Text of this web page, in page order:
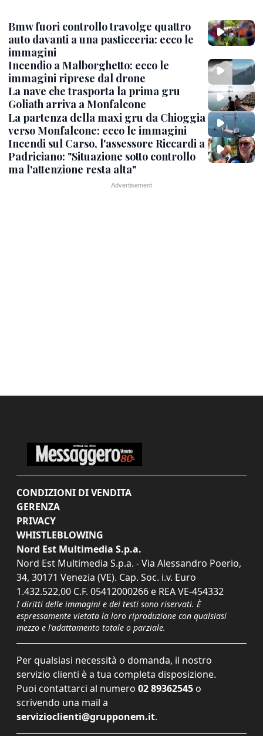
Bmw fuori controllo travolge quattro
auto davanti a una pasticceria: ecco le
immagini
Incendio a Malborghetto: ecco le
immagini riprese dal drone
La nave che trasporta la prima gru
Goliath arriva a Monfalcone
La partenza della maxi gru da Chioggia
verso Monfalcone: ecco le immagini
Incendi sul Carso, l'assessore Riccardi a
Padriciano: "Situazione sotto controllo
ma l'attenzione resta alta"
CONDIZIONI DI VENDITA
GERENZA
PRIVACY
WHISTLEBLOWING
Nord Est Multimedia S.p.a.
Nord Est Multimedia S.p.a. - Via Alessandro Poerio,
34, 30171 Venezia (VE). Cap. Soc. i.v. Euro
1.432.522,00 C.F. 05412000266 e REA VE-454332
I diritti delle immagini e dei testi sono riservati. È
espressamente vietata la loro riproduzione con qualsiasi
mezzo e l'adattamento totale o parziale.
Per qualsiasi necessità o domanda, il nostro
servizio clienti è a tua completa disposizione.
Puoi contattarci al numero 02 89362545 o
scrivendo una mail a
servizioclienti@grupponem.it.